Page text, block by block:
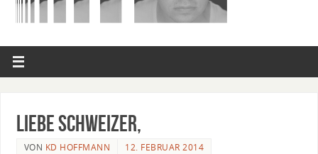
Liebe Schweizer,
VON KD HOFFMANN
12. FEBRUAR 2014